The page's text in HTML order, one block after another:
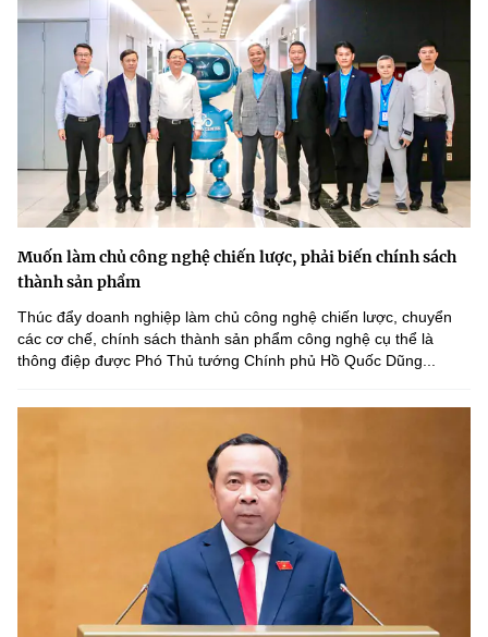
Muốn làm chủ công nghệ chiến lược, phải biến chính sách
thành sản phẩm
Thúc đẩy doanh nghiệp làm chủ công nghệ chiến lược, chuyển
các cơ chế, chính sách thành sản phẩm công nghệ cụ thể là
thông điệp được Phó Thủ tướng Chính phủ Hồ Quốc Dũng...